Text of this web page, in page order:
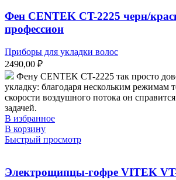
Фен CENTEK CT-2225 черн/
профессион
Приборы для укладки волос
2490,00 ₽
Фену CENTEK CT-2225 так просто
укладку: благодаря нескольким режимам
скорости воздушного потока он
задачей.
В избранное
В корзину
Быстрый просмотр
Электрощипцы-гофре VITEK